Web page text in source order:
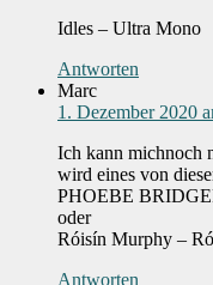
Idles – Ultra Mono
Antworten
Marc
1. Dezember 2020
Ich kann michnoch
wird eines von
PHOEBE
oder
Róisín Murphy –
Antworten